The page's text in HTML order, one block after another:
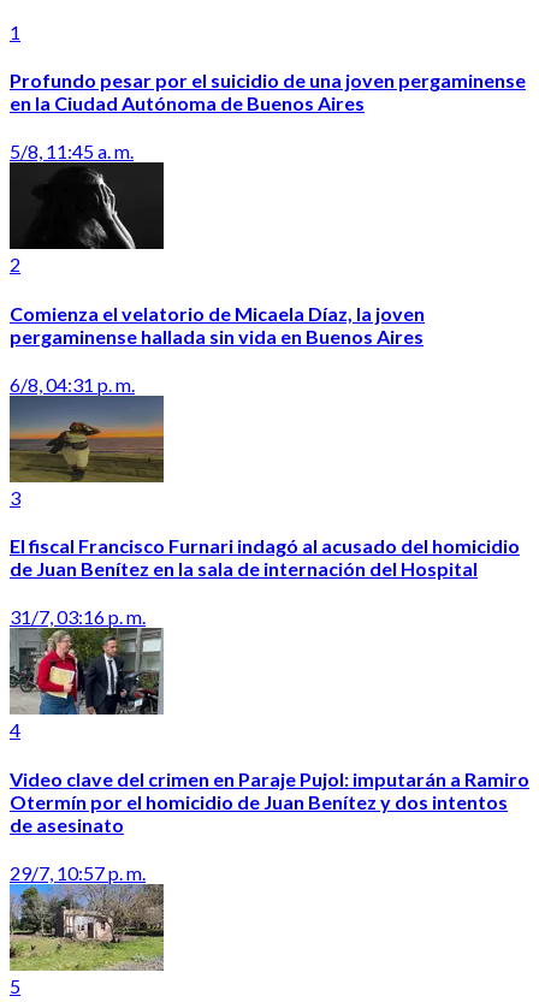
1
Profundo pesar por el suicidio de una joven pergaminense
en la Ciudad Autónoma de Buenos Aires
5/8, 11:45 a. m.
2
Comienza el velatorio de Micaela Díaz, la joven
pergaminense hallada sin vida en Buenos Aires
6/8, 04:31 p. m.
3
El fiscal Francisco Furnari indagó al acusado del homicidio
de Juan Benítez en la sala de internación del Hospital
31/7, 03:16 p. m.
4
Video clave del crimen en Paraje Pujol: imputarán a Ramiro
Otermín por el homicidio de Juan Benítez y dos intentos
de asesinato
29/7, 10:57 p. m.
5